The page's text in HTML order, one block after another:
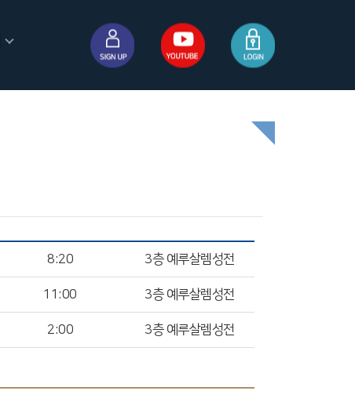
8:20 3층 예루살렘성전
11:00 3층 예루살렘성전
2:00 3층 예루살렘성전